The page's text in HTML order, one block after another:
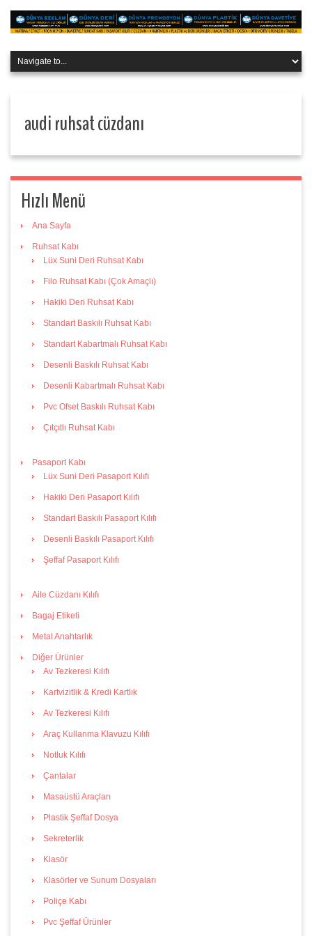
audi ruhsat cüzdanı
Hızlı Menü
Ana Sayfa
Ruhsat Kabı
Lüx Suni Deri Ruhsat Kabı
Filo Ruhsat Kabı (Çok Amaçlı)
Hakiki Deri Ruhsat Kabı
Standart Baskılı Ruhsat Kabı
Standart Kabartmalı Ruhsat Kabı
Desenli Baskılı Ruhsat Kabı
Desenli Kabartmalı Ruhsat Kabı
Pvc Ofset Baskılı Ruhsat Kabı
Çıtçıtlı Ruhsat Kabı
Pasaport Kabı
Lüx Suni Deri Pasaport Kılıfı
Hakiki Deri Pasaport Kılıfı
Standart Baskılı Pasaport Kılıfı
Desenli Baskılı Pasaport Kılıfı
Şeffaf Pasaport Kılıfı
Aile Cüzdanı Kılıfı
Bagaj Etiketi
Metal Anahtarlık
Diğer Ürünler
Av Tezkeresi Kılıfı
Kartvizitlik & Kredi Kartlık
Av Tezkeresi Kılıfı
Araç Kullanma Klavuzu Kılıfı
Notluk Kılıfı
Çantalar
Masaüstü Araçları
Plastik Şeffaf Dosya
Sekreterlik
Klasör
Klasörler ve Sunum Dosyaları
Poliçe Kabı
Pvc Şeffaf Ürünler